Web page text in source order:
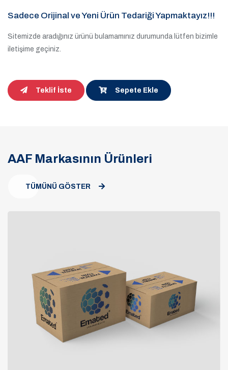
Sadece Orijinal ve Yeni Ürün Tedariği Yapmaktayız!!!
Sitemizde aradığınız ürünü bulamamınız durumunda lütfen bizimle
iletişime geçiniz.
Teklif İste Sepete Ekle
AAF Markasının Ürünleri
TÜMÜNÜ GÖSTER